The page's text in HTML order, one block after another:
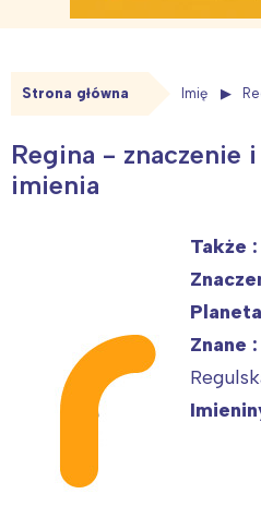
Strona główna Imię
Regina - znaczenie
imienia
Także :
Znane :